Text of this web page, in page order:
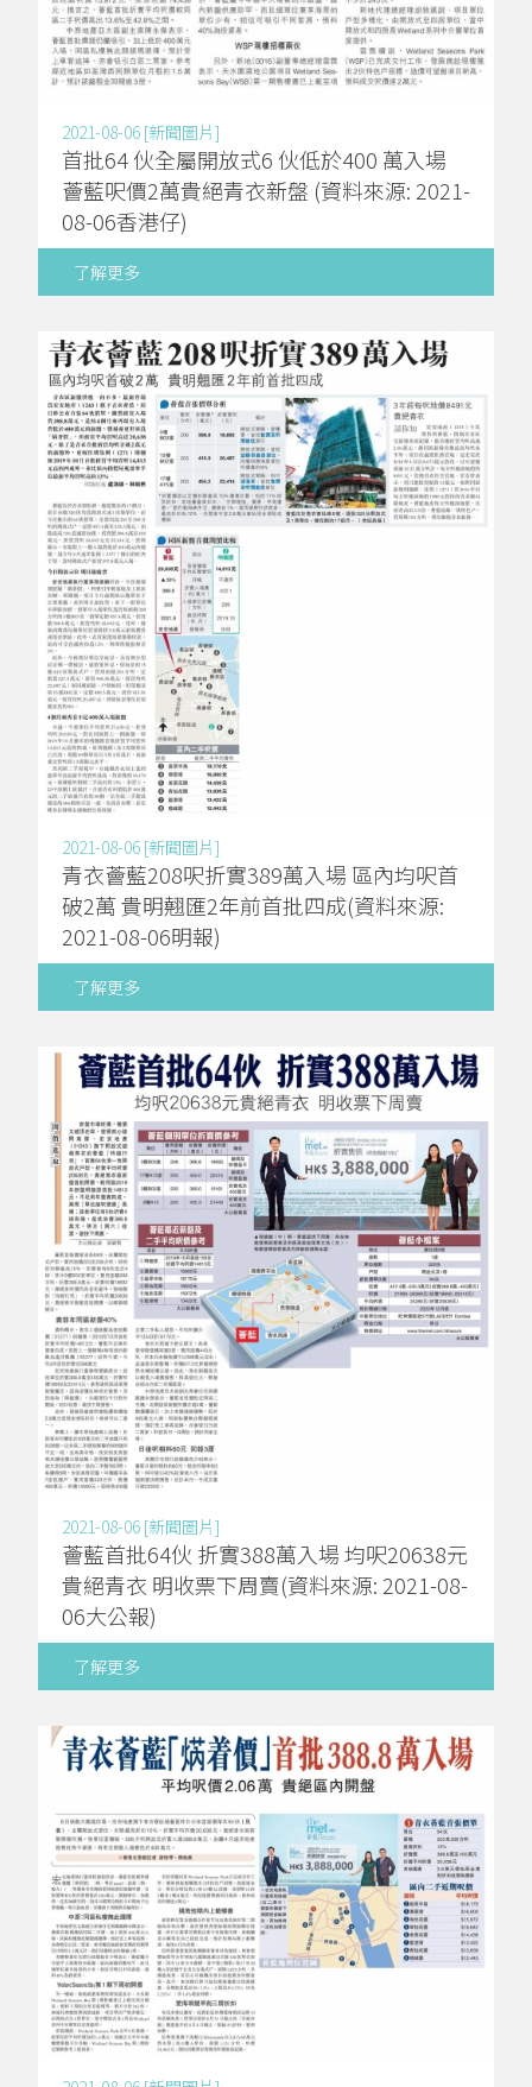
2021-08-06 [新聞圖片]
首批64 伙全屬開放式6 伙低於400 萬入場
薈藍呎價2萬貴絕青衣新盤 (資料來源: 2021-
08-06香港仔)
了解更多
2021-08-06 [新聞圖片]
青衣薈藍208呎折實389萬入場 區內均呎首
破2萬 貴明翹匯2年前首批四成(資料來源:
2021-08-06明報)
了解更多
2021-08-06 [新聞圖片]
薈藍首批64伙 折實388萬入場 均呎20638元
貴絕青衣 明收票下周賣(資料來源: 2021-08-
06大公報)
了解更多